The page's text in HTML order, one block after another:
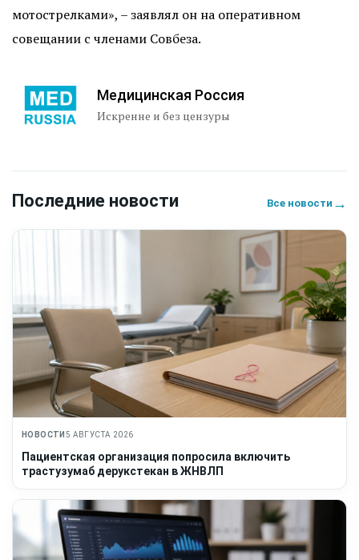
мотострелками», – заявлял он на оперативном
совещании с членами Совбеза.
Медицинская Россия
Искренне и без цензуры
Последние новости Все новости →
НОВОСТИ 5 АВГУСТА 2026
Пациентская организация попросила включить
трастузумаб дерукстекан в ЖНВЛП